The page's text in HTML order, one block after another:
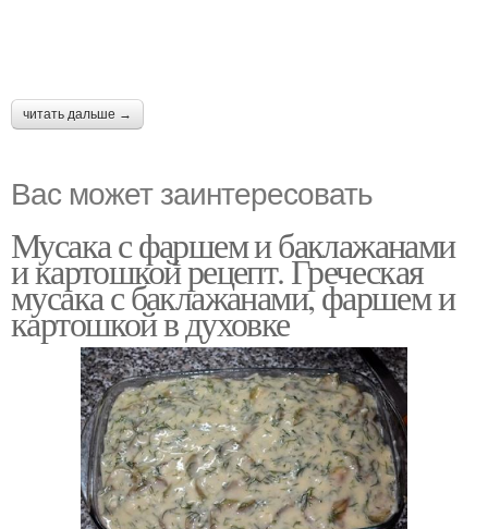
читать дальше →
Вас может заинтересовать
Мусака с фаршем и баклажанами
и картошкой рецепт. Греческая
мусака с баклажанами, фаршем и
картошкой в духовке